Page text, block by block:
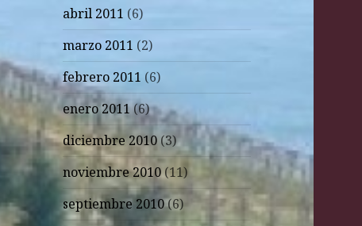
abril 2011 (6)
marzo 2011 (2)
febrero 2011 (6)
enero 2011(6)
diciembre 2010(3)
noviembre 2010(11)
septiembre 2010(6)